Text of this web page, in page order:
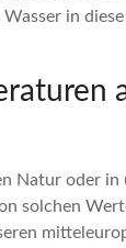
in
Natur oder in
solchen